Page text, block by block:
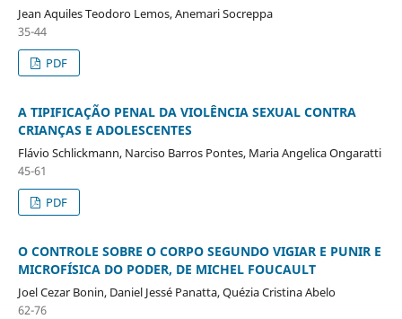
Jean Aquiles Teodoro Lemos, Anemari Socreppa
35-44
PDF
A TIPIFICAÇÃO PENAL DA VIOLÊNCIA SEXUAL CONTRA
CRIANÇAS E ADOLESCENTES
Flávio Schlickmann, Narciso Barros Pontes, Maria Angelica Ongaratti
45-61
PDF
O CONTROLE SOBRE O CORPO SEGUNDO VIGIAR E PUNIR E
MICROFÍSICA DO PODER, DE MICHEL FOUCAULT
Joel Cezar Bonin, Daniel Jessé Panatta, Quézia Cristina Abelo
62-76